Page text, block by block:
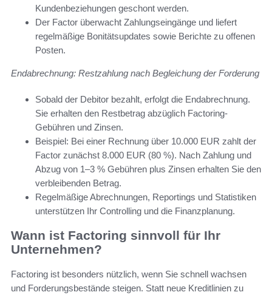
Kundenbeziehungen geschont werden.
Der Factor überwacht Zahlungseingänge und liefert
regelmäßige Bonitätsupdates sowie Berichte zu offenen
Posten.
Endabrechnung: Restzahlung nach Begleichung der Forderung
Sobald der Debitor bezahlt, erfolgt die Endabrechnung.
Sie erhalten den Restbetrag abzüglich Factoring-
Gebühren und Zinsen.
Beispiel: Bei einer Rechnung über 10.000 EUR zahlt der
Factor zunächst 8.000 EUR (80 %). Nach Zahlung und
Abzug von 1–3 % Gebühren plus Zinsen erhalten Sie den
verbleibenden Betrag.
Regelmäßige Abrechnungen, Reportings und Statistiken
unterstützen Ihr Controlling und die Finanzplanung.
Wann ist Factoring sinnvoll für Ihr
Unternehmen?
Factoring ist besonders nützlich, wenn Sie schnell wachsen
und Forderungsbestände steigen. Statt neue Kreditlinien zu